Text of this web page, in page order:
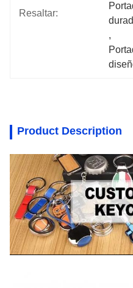
Resaltar:
,
Product Description